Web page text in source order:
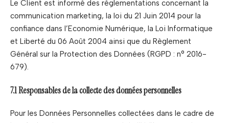
Le Client est informé des réglementations concernant la
communication marketing, la loi du 21 Juin 2014 pour la
confiance dans l’Economie Numérique, la Loi Informatique
et Liberté du 06 Août 2004 ainsi que du Règlement
Général sur la Protection des Données (RGPD : n° 2016-
679).
7.1 Responsables de la collecte des données personnelles
Pour les Données Personnelles collectées dans le cadre de